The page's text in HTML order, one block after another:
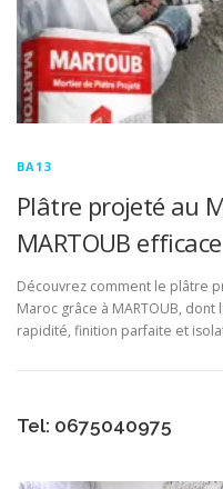
BA13
Plâtre projeté au
MARTOUB efficace
Découvrez comment le plâtre
Maroc grâce à MARTOUB,
rapidité, finition parfaite et
Tel: 0675040975